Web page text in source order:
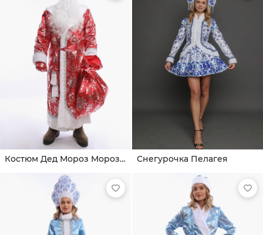
Костюм Дед Мороз Морозко Снегурочка Пелагея